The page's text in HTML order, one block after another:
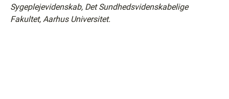
Sygeplejevidenskab, Det Sundhedsvidenskabelige
Fakultet, Aarhus Universitet.